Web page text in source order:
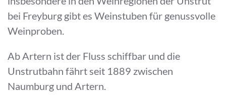
bei Freyburg gibt es Weinstuben für genussvolle
Weinproben.
Ab Artern ist der Fluss schiffbar und die
Unstrutbahn fährt seit 1889 zwischen
Naumburg und Artern.